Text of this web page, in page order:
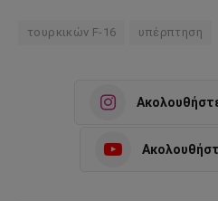
τουρκικών F-16 υπέρπτηση